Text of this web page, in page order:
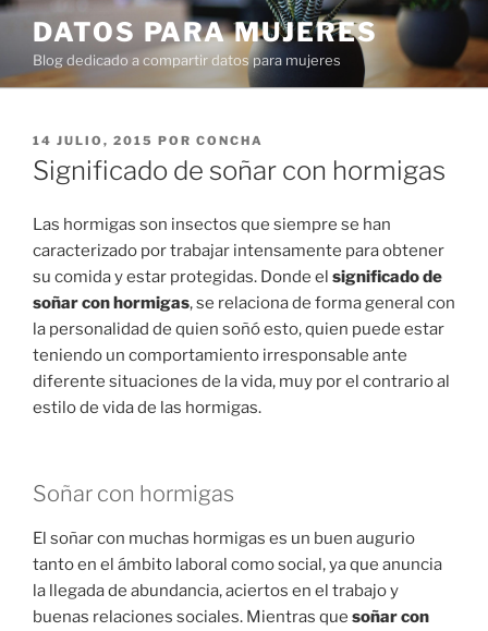
Ir
contenido
DATOS PARA MUJERES
Blog dedicado a compartir datos para mujeres
PUBLICADO
EN
14 JULIO, 2015 POR CONCHA
Significado de soñar con hormigas
Las hormigas son insectos que siempre se han
caracterizado por trabajar intensamente para obtener
su comida y estar protegidas. Donde el significado de
soñar con hormigas, se relaciona de forma general con
la personalidad de quien soñó esto, quien puede estar
teniendo un comportamiento irresponsable ante
diferente situaciones de la vida, muy por el contrario al
estilo de vida de las hormigas.
Soñar con hormigas
El soñar con muchas hormigas es un buen augurio
tanto en el ámbito laboral como social, ya que anuncia
la llegada de abundancia, aciertos en el trabajo y
buenas relaciones sociales. Mientras que soñar con